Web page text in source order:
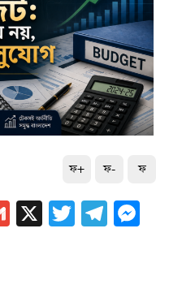
ফ+ ফ- ফ
Gmail
X Twitter